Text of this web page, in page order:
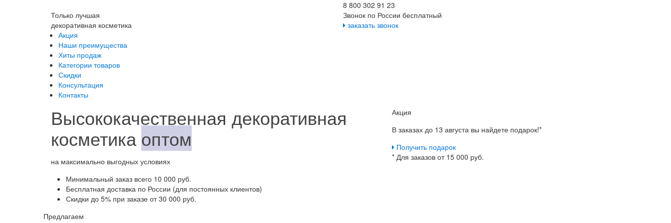
Только лучшая
декоративная косметика
8 800 302 91 23
Звонок по России бесплатный
заказать звонок
Акция
Наши преимущества
Хиты продаж
Категории товаров
Скидки
Консультация
Контакты
Высококачественная декоративная
косметика оптом
на максимально выгодных условиях
Минимальный заказ всего 10 000 руб.
Бесплатная доставка по России (для постоянных клиентов)
Скидки до 5% при заказе от 30 000 руб.
Акция
В заказах до 13 августа вы найдете подарок!*
Получить подарок
* Для заказов от 15 000 руб.
Предлагаем